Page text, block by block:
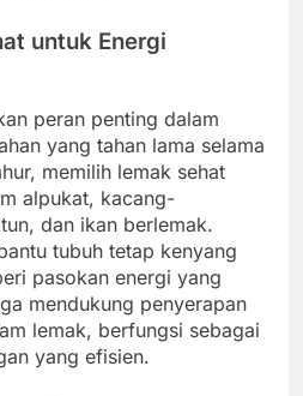
untuk Energi
peran penting dalam
yang tahan lama selama
memilih lemak sehat
alpukat, kacang-
dan ikan berlemak.
tubuh tetap kenyang
pasokan energi yang
mendukung penyerapan
lemak, berfungsi sebagai
yang efisien.